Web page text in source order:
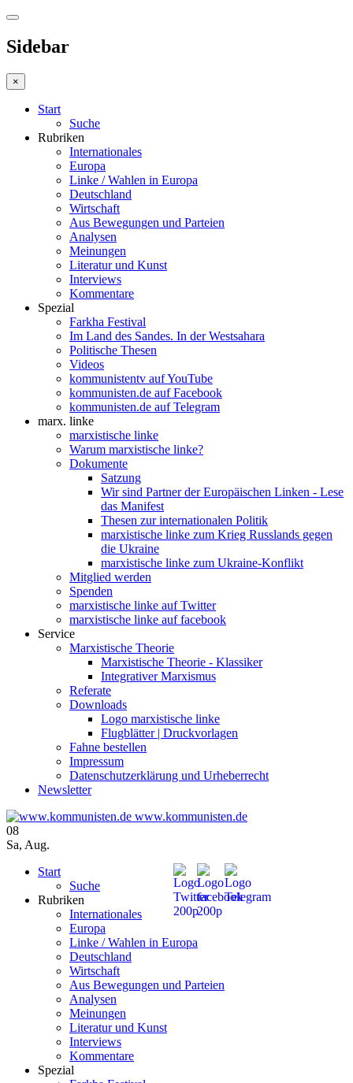
Sidebar
×
Start
Suche
Rubriken
Internationales
Europa
Linke / Wahlen in Europa
Deutschland
Wirtschaft
Aus Bewegungen und Parteien
Analysen
Meinungen
Literatur und Kunst
Interviews
Kommentare
Spezial
Farkha Festival
Im Land des Sandes. In der Westsahara
Politische Thesen
Videos
kommunistentv auf YouTube
kommunisten.de auf Facebook
kommunisten.de auf Telegram
marx. linke
marxistische linke
Warum marxistische linke?
Dokumente
Satzung
Wir sind Partner der Europäischen Linken - Lese
das Manifest
Thesen zur internationalen Politik
marxistische linke zum Krieg Russlands gegen
die Ukraine
marxistische linke zum Ukraine-Konflikt
Mitglied werden
Spenden
marxistische linke auf Twitter
marxistische linke auf facebook
Service
Marxistische Theorie
Marxistische Theorie - Klassiker
Integrativer Marxismus
Referate
Downloads
Logo marxistische linke
Flugblätter | Druckvorlagen
Fahne bestellen
Impressum
Datenschutzerklärung und Urheberrecht
Newsletter
www.kommunisten.de
08
Sa, Aug.
Start
Suche
Rubriken
Internationales
Europa
Linke / Wahlen in Europa
Deutschland
Wirtschaft
Aus Bewegungen und Parteien
Analysen
Meinungen
Literatur und Kunst
Interviews
Kommentare
Spezial